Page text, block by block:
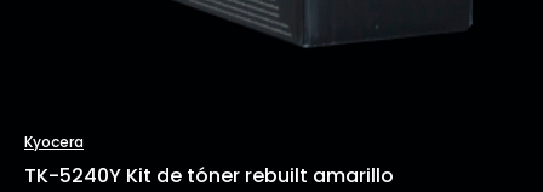
Kyocera
TK-5240Y Kit de tóner rebuilt amarillo